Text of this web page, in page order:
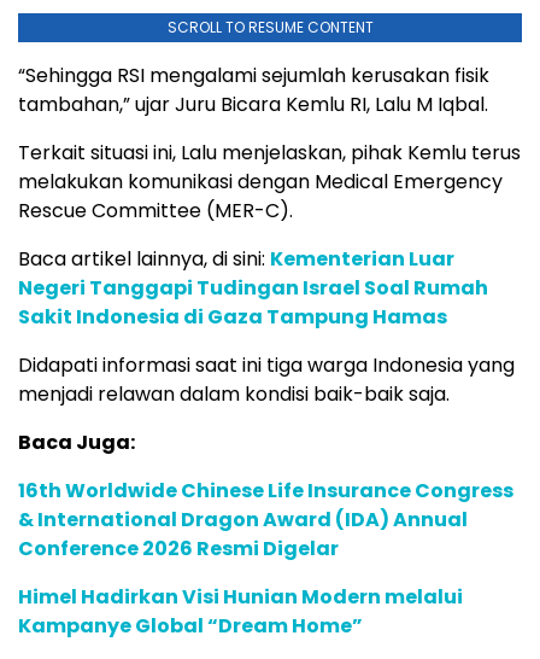
SCROLL TO RESUME CONTENT
“Sehingga RSI mengalami sejumlah kerusakan fisik
tambahan,” ujar Juru Bicara Kemlu RI, Lalu M Iqbal.
Terkait situasi ini, Lalu menjelaskan, pihak Kemlu terus
melakukan komunikasi dengan Medical Emergency
Rescue Committee (MER-C).
Baca artikel lainnya, di sini: Kementerian Luar
Negeri Tanggapi Tudingan Israel Soal Rumah
Sakit Indonesia di Gaza Tampung Hamas
Didapati informasi saat ini tiga warga Indonesia yang
menjadi relawan dalam kondisi baik-baik saja.
Baca Juga:
16th Worldwide Chinese Life Insurance Congress
& International Dragon Award (IDA) Annual
Conference 2026 Resmi Digelar
Himel Hadirkan Visi Hunian Modern melalui
Kampanye Global “Dream Home”